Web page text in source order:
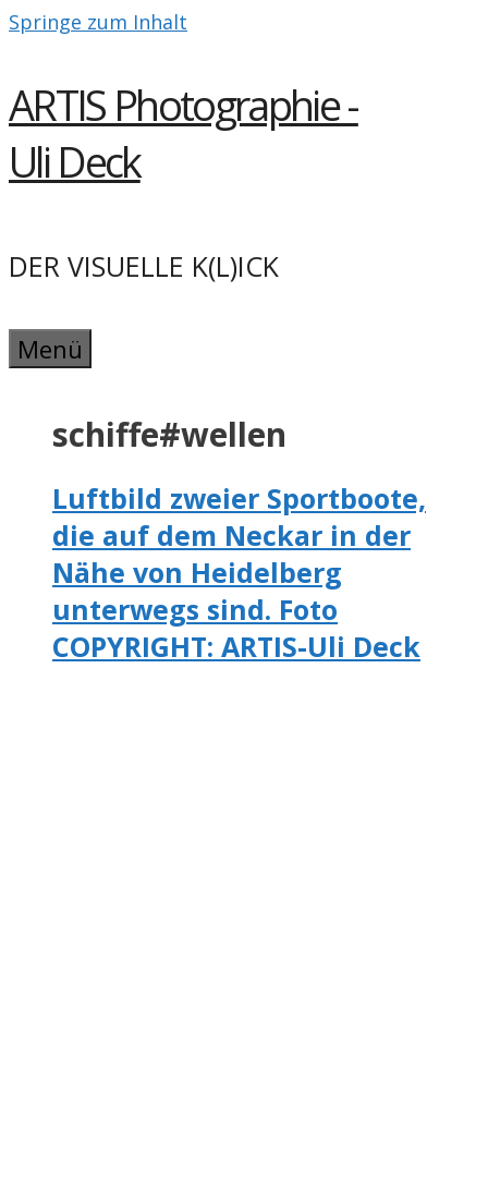
Springe zum Inhalt
ARTIS Photographie -
Uli Deck
DER VISUELLE K(L)ICK
Menü
schiffe#wellen
Luftbild zweier Sportboote,
die auf dem Neckar in der
Nähe von Heidelberg
unterwegs sind. Foto
COPYRIGHT: ARTIS-Uli Deck